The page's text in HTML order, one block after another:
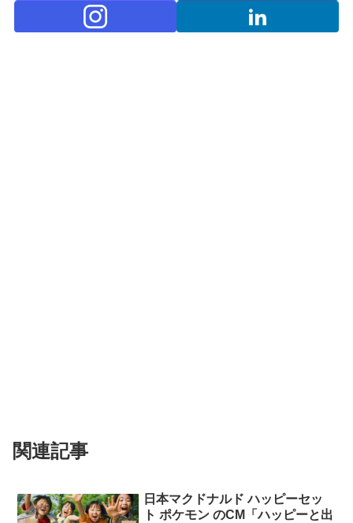
関連記事
日本マクドナルド ハッピーセッ
ト ポケモン のCM「ハッピーと出